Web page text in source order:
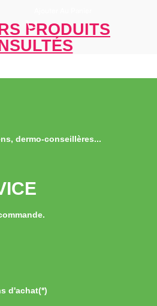
PRODUITS
dermo-conseillères...
d'achat(*)